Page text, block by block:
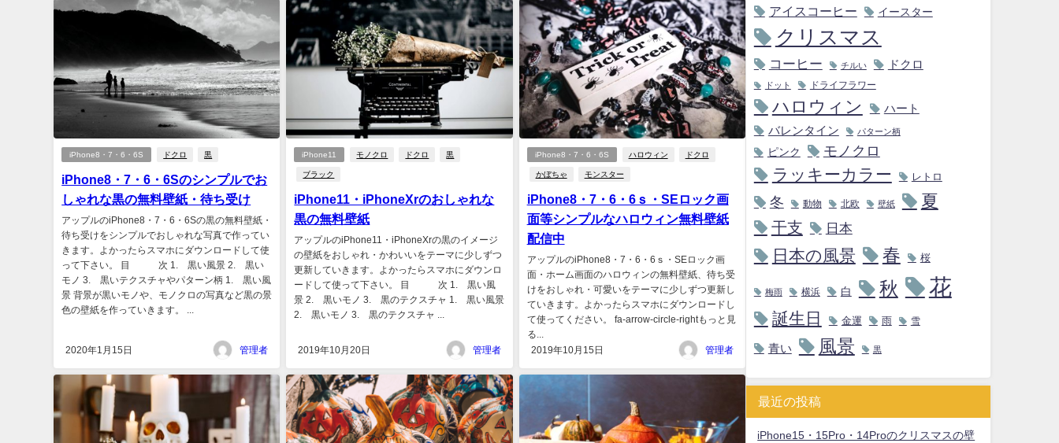
iPhone8・7・6・6S ドクロ 黒
iPhone8・7・6・6Sのシンプルでお
しゃれな黒の無料壁紙・待ち受け
アップルのiPhone8・7・6・6Sの黒の無料壁紙・
待ち受けをシンプルでおしゃれな写真で作ってい
きます。よかったらスマホにダウンロードして使
って下さい。 目 次 1. 黒い風景 2. 黒い
モノ 3. 黒いテクスチャやパターン柄 1. 黒い風
景 背景が黒いモノや、モノクロの写真など黒の景
色の壁紙を作っていきます。 ...
2020年1月15日 管理者
iPhone11 モノクロ ドクロ 黒
ブラック
iPhone11・iPhoneXrのおしゃれな
黒の無料壁紙
アップルのiPhone11・iPhoneXrの黒のイメージ
の壁紙をおしゃれ・かわいいをテーマに少しずつ
更新していきます。よかったらスマホにダウンロ
ードして使って下さい。 目 次 1. 黒い風
景 2. 黒いモノ 3. 黒のテクスチャ 1. 黒い風景
2. 黒いモノ 3. 黒のテクスチャ ...
2019年10月20日 管理者
iPhone8・7・6・6S ハロウィン ドクロ
かぼちゃ モンスター
iPhone8・7・6・6ｓ・SEロック画
面等シンプルなハロウィン無料壁紙
配信中
アップルのiPhone8・7・6・6ｓ・SEロック画
面・ホーム画面のハロウィンの無料壁紙、待ち受
けをおしゃれ・可愛いをテーマに少しずつ更新し
ていきます。よかったらスマホにダウンロードし
て使ってください。 fa-arrow-circle-rightもっと見
る...
2019年10月15日
管理者
アイスコーヒー イースター
クリスマス
コーヒー チルい ドクロ
ドット ドライフラワー
ハロウィン
ハート
バレンタイン
パターン柄
ピンク モノクロ
ラッキーカラー レトロ
冬 動物 北欧 壁紙 夏
干支 日本
日本の風景 春 桜
梅雨 横浜 白 秋 花
誕生日 金運 雨 雪
青い 風景 黒
最近の投稿
iPhone15・15Pro・14Proのクリスマスの壁